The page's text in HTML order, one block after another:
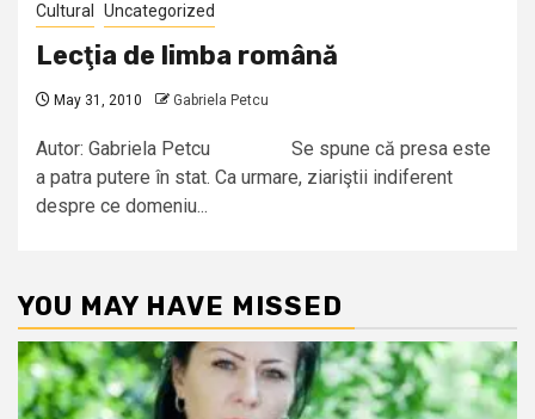
Cultural Uncategorized
Lecţia de limba română
May 31, 2010 Gabriela Petcu
Autor: Gabriela Petcu Se spune că presa este
a patra putere în stat. Ca urmare, ziariştii indiferent
despre ce domeniu...
YOU MAY HAVE MISSED